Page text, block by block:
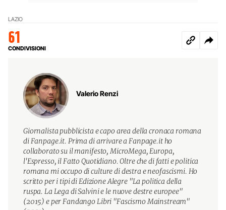
LAZIO
61
CONDIVISIONI
Valerio Renzi
Giornalista pubblicista e capo area della cronaca romana
di Fanpage.it. Prima di arrivare a Fanpage.it ho
collaborato su il manifesto, MicroMega, Europa,
l'Espresso, il Fatto Quotidiano. Oltre che di fatti e politica
romana mi occupo di culture di destra e neofascismi. Ho
scritto per i tipi di Edizione Alegre "La politica della
ruspa. La Lega di Salvini e le nuove destre europee"
(2015) e per Fandango Libri "Fascismo Mainstream"